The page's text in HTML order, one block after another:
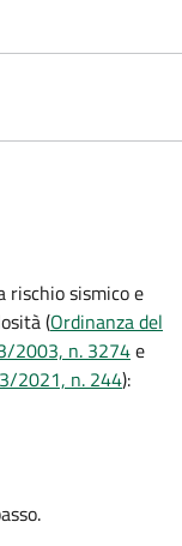
rischio sismico e
(Ordinanza del
2003, n. 3274e
2021, n. 244):